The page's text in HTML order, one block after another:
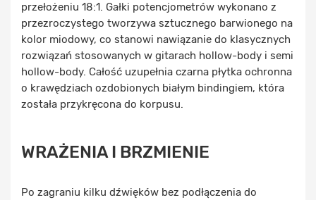
przełożeniu 18:1. Gałki potencjometrów wykonano z
przezroczystego tworzywa sztucznego barwionego na
kolor miodowy, co stanowi nawiązanie do klasycznych
rozwiązań stosowanych w gitarach hollow-body i semi
hollow-body. Całość uzupełnia czarna płytka ochronna
o krawędziach ozdobionych białym bindingiem, która
została przykręcona do korpusu.
WRAŻENIA I BRZMIENIE
Po zagraniu kilku dźwięków bez podłączenia do